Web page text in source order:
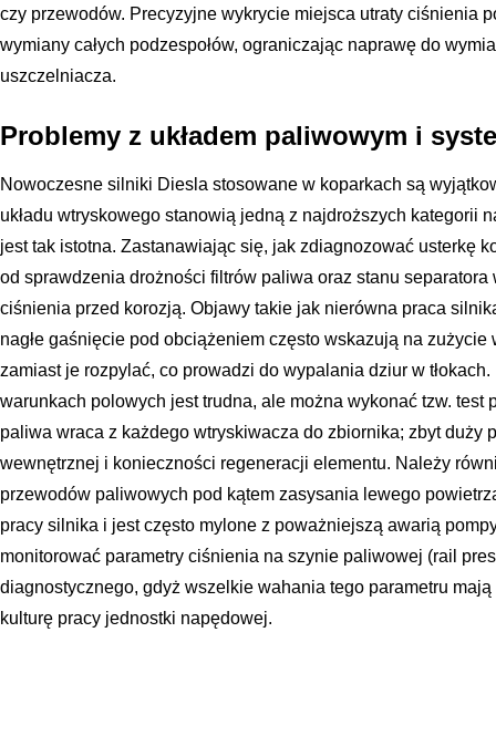
czy przewodów. Precyzyjne wykrycie miejsca utraty ciśnienia
wymiany całych podzespołów, ograniczając naprawę do
uszczelniacza.
Problemy z układem paliwowym i
Nowoczesne silniki Diesla stosowane w koparkach są
układu wtryskowego stanowią jedną z najdroższych kategorii
jest tak istotna. Zastanawiając się, jak zdiagnozować usterkę
od sprawdzenia drożności filtrów paliwa oraz stanu
ciśnienia przed korozją. Objawy takie jak nierówna praca
nagłe gaśnięcie pod obciążeniem często wskazują na zużycie
zamiast je rozpylać, co prowadzi do wypalania dziur w
warunkach polowych jest trudna, ale można wykonać tzw. test
paliwa wraca z każdego wtryskiwacza do zbiornika; zbyt duży
wewnętrznej i konieczności regeneracji elementu. Należy
przewodów paliwowych pod kątem zasysania lewego
pracy silnika i jest często mylone z poważniejszą awarią
monitorować parametry ciśnienia na szynie paliwowej (rail
diagnostycznego, gdyż wszelkie wahania tego parametru
kulturę pracy jednostki napędowej.